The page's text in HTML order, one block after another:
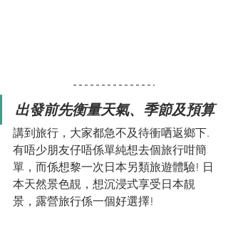
出發前先衡量天氣、季節及預算
講到旅行，大家都急不及待衝哂返鄉下.
有唔少朋友仔唔係單純想去個旅行咁簡
單，而係想黎一次日本另類旅遊體驗! 日
本天然景色靚，想沉浸式享受日本靚
景，露營旅行係一個好選擇!